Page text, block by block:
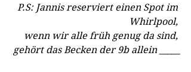
P.S: Jannis reserviert einen Spot im
Whirlpool,
wenn wir alle früh genug da sind,
gehört das Becken der 9b allein _____